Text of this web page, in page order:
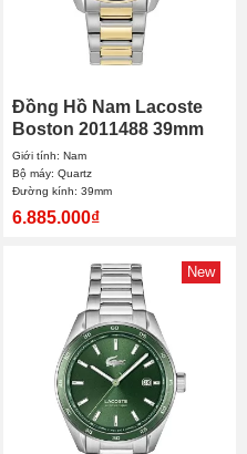
Đồng Hồ Nam Lacoste
Boston 2011488 39mm
Giới tính: Nam
Bộ máy: Quartz
Đường kính: 39mm
6.885.000₫
New